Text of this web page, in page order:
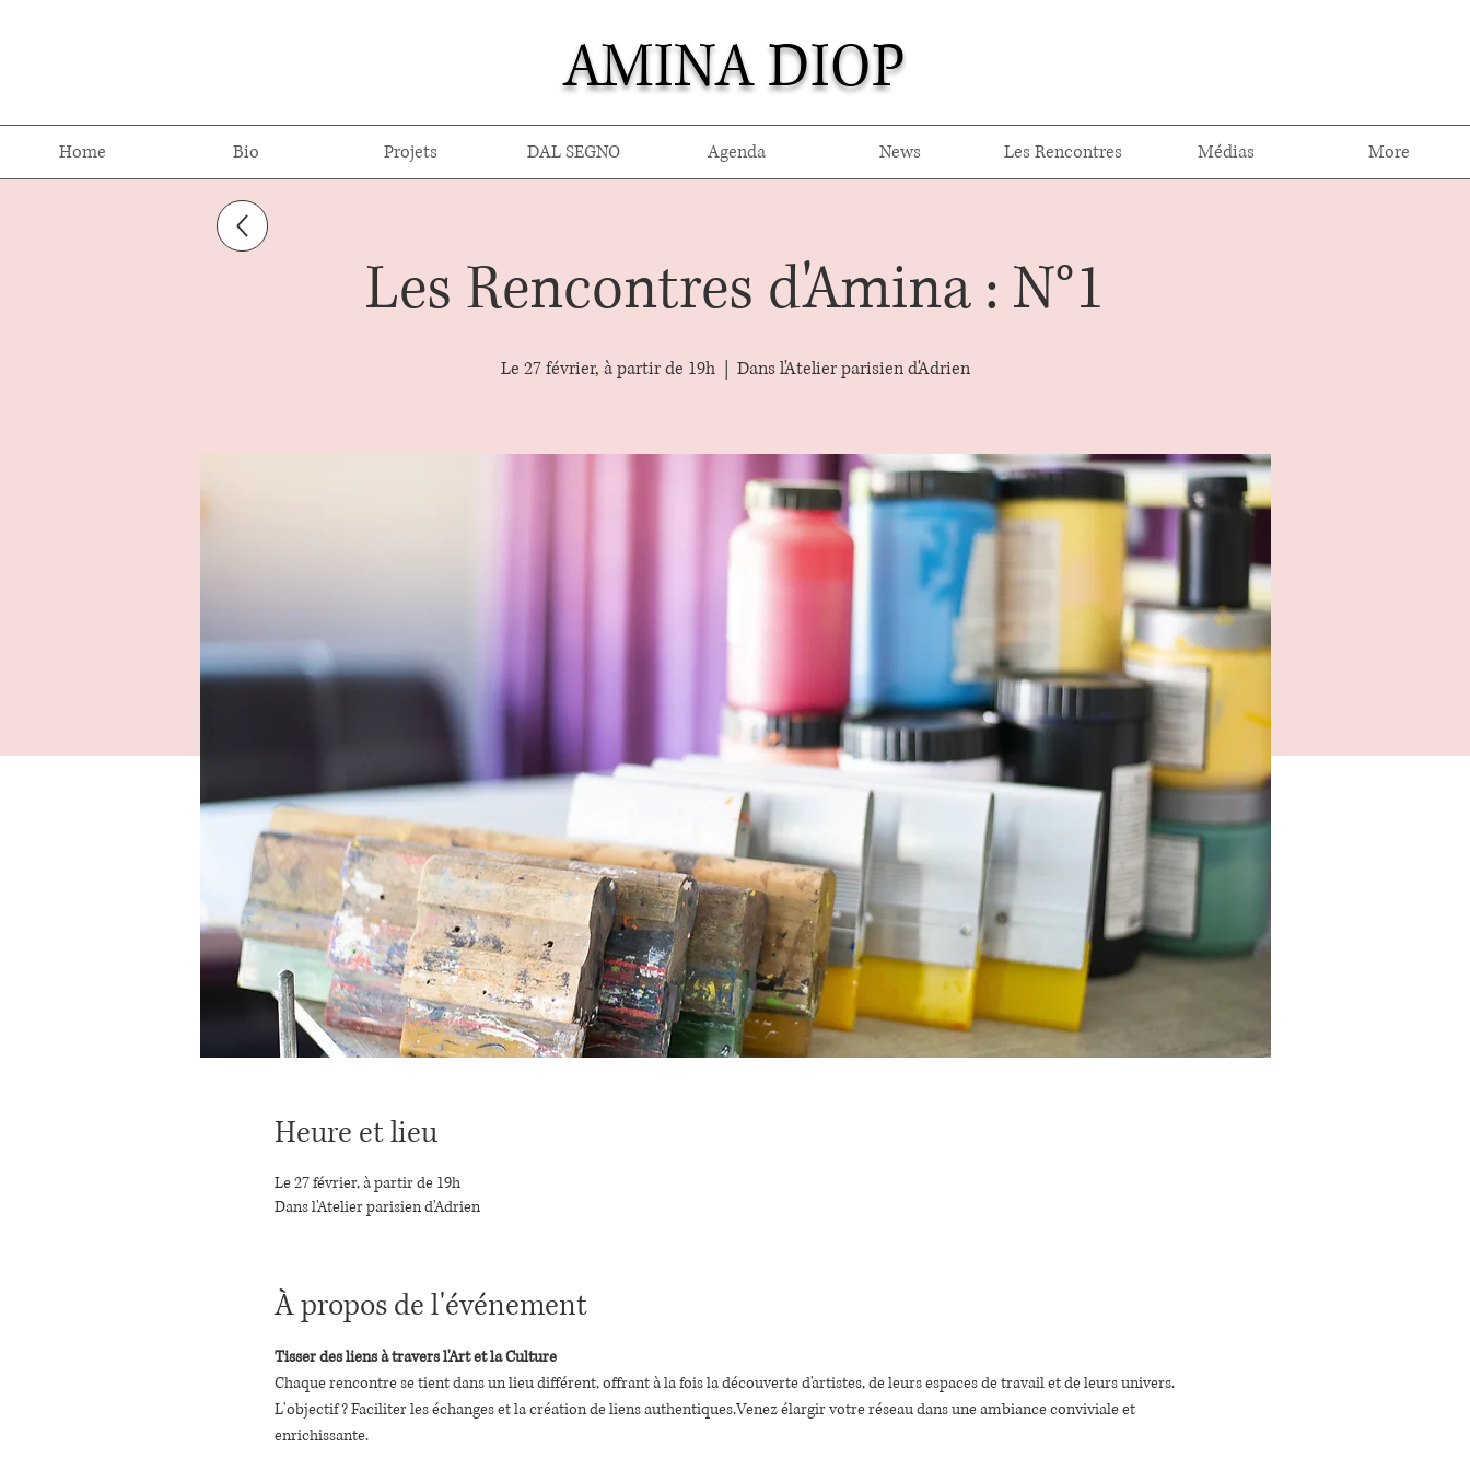
AMINA DIOP
Home Bio Projets DAL SEGNO Agenda News Les Rencontres Médias More
Les Rencontres d'Amina : N°1
Le 27 février, à partir de 19h
  |
Dans l'Atelier parisien d'Adrien
Heure et lieu
Le 27 février, à partir de 19h
Dans l'Atelier parisien d'Adrien
À propos de l'événement
Tisser des liens à travers l'Art et la Culture
Chaque rencontre se tient dans un lieu différent, offrant à la fois la découverte d'artistes, de leurs espaces de travail et de leurs univers.
L'objectif ? Faciliter les échanges et la création de liens authentiques.Venez élargir votre réseau dans une ambiance conviviale et
enrichissante.